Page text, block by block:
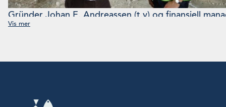
Gründer Johan E. Andreassen (t.v) og finansiell
Øyehaug under vårt besøk hos Atlantic Sapphire